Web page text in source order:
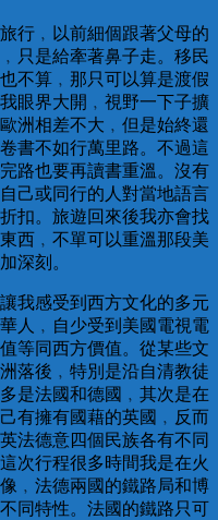
行﹐以前細個跟著父母的
只是給牽著鼻子走。移民
不算﹐那只可以算是渡假
眼界大開﹐視野一下子擴
洲相差不大﹐但是始終還
書不如行萬里路。不過這
路也要再讀書重溫。沒有
己或同行的人對當地語言
扣。旅遊回來後我亦會找
西﹐不單可以重溫那段美
深刻。
我感受到西方文化的多元
人﹐自少受到美國電視電
等同西方價值。從某些文
落後﹐特別是沿自清教徒
是法國和德國﹐其次是在
有擁有國藉的英國﹐反而
法德意四個民族各有不同
次行程很多時間我是在火
﹐法德兩國的鐵路局和博
同特性。法國的鐵路只可